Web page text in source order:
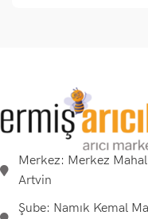
Merkez: Merkez
Artvin
Şube: Namık Kemal